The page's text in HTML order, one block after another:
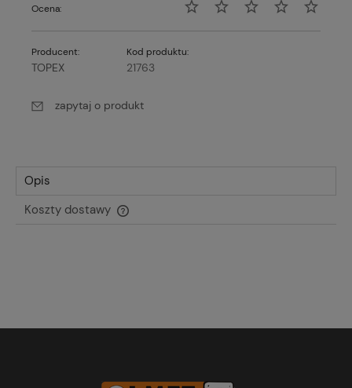
Ocena:
Producent:
TOPEX
Kod produktu:
21763
zapytaj o produkt
Opis
Koszty dostawy
Cena nie zawiera ewentualnych kosztów płatności